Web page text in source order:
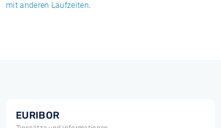
mit anderen Laufzeiten.
EURIBOR